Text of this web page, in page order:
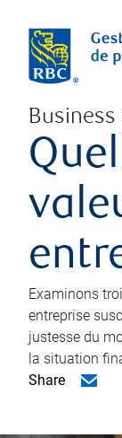
Business
Examinons
entreprise
justesse du
la situation
Share